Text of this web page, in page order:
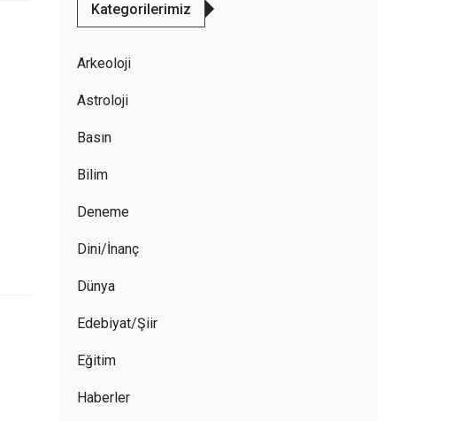
Kategorilerimiz
Arkeoloji
Astroloji
Basın
Bilim
Deneme
Dini/İnanç
Dünya
Edebiyat/Şiir
Eğitim
Haberler